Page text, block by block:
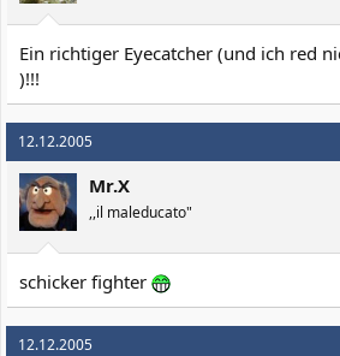
Ein richtiger Eyecatcher (und ich red
)!!!
12.12.2005
Mr.X
,,il maleducato"
schicker fighter
12.12.2005